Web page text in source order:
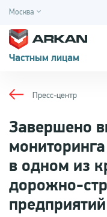
Москва
Частным лицам
Пресс-центр
Завершено
в одном из
дорожно-